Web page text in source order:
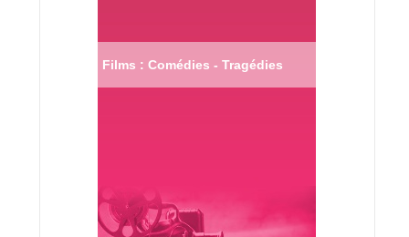
Films : Comédies - Tragédies